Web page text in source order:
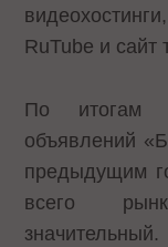
RuTube и сайт
По итогам
объявлений
предыдущим
всего
значительный.